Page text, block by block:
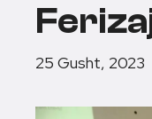
25 Gusht, 2023